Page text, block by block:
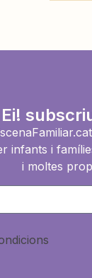
Ei!
infants i
i moltes